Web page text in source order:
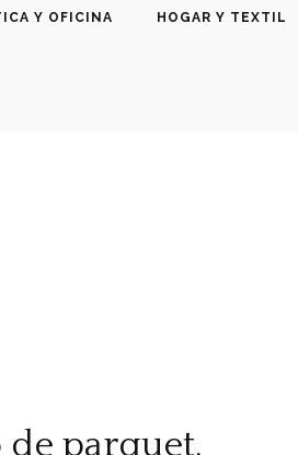
Y OFICINA HOGAR Y TEXTIL
de parquet.